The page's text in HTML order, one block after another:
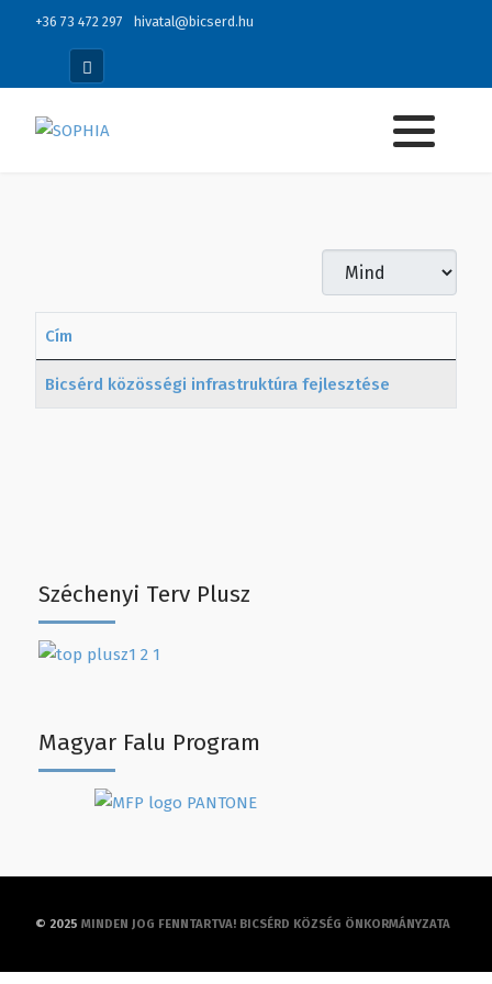
+36 73 472 297 hivatal@bicserd.hu
Széchenyi Terv Plusz
Magyar Falu Program
Tételek #
Cikkek
Cím
Bicsérd közösségi infrastruktúra fejlesztése
© 2025 MINDEN JOG FENNTARTVA! BICSÉRD KÖZSÉG ÖNKORMÁNYZATA